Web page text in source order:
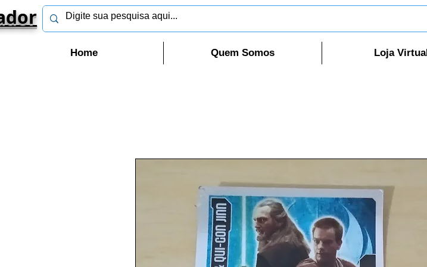
Home Quem Somos Loja Virtual